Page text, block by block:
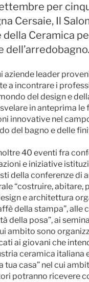
per
Cersaie, Il
Ceramica
dell’arredobagno.
aziende leader
a incontrare i
del design e
in anteprima le
innovative nel
del bagno e delle
40 eventi fra
e iniziative
della conferenze di
“costruire, abitare,
e architettura
della stampa”, alle
della posa”, ai
ambito sono
ai giovani che
ceramica italiana
tua casa” nel cui
potranno ricevere